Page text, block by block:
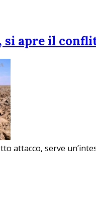
si apre il
attacco, serve